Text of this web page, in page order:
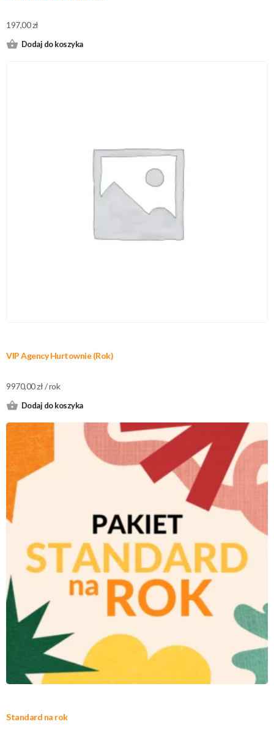
197,00zł
Dodaj do koszyka
VIP Agency Hurtownie (Rok)
9970,00zł/ rok
Dodaj do koszyka
Standard na rok